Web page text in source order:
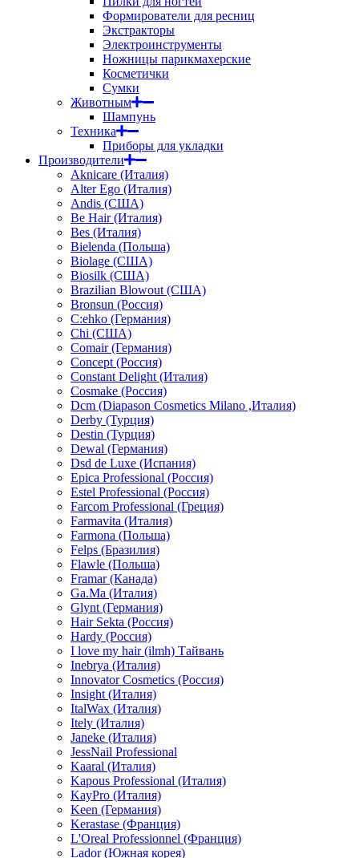
Формирователи для ресниц
Экстракторы
Электроинструменты
Ножницы парикмахерские
Косметички
Сумки
Животным
Шампунь
Техника
Приборы для укладки
Производители
Aknicare (Италия)
Alter Ego (Италия)
Andis (США)
Be Hair (Италия)
Bes (Италия)
Bielenda (Польша)
Biolage (США)
Biosilk (США)
Brazilian Blowout (США)
Bronsun (Россия)
C:ehko (Германия)
Chi (США)
Comair (Германия)
Concept (Россия)
Constant Delight (Италия)
Cosmake (Россия)
Dcm (Diapason Cosmetics Milano ,Италия)
Derby (Турция)
Destin (Турция)
Dewal (Германия)
Dsd de Luxe (Испания)
Epica Professional (Россия)
Estel Professional (Россия)
Farcom Professional (Греция)
Farmavita (Италия)
Farmona (Польша)
Felps (Бразилия)
Flawle (Польша)
Framar (Канада)
Ga.Ma (Италия)
Glynt (Германия)
Hair Sekta (Россия)
Hardy (Россия)
I love my hair (ilmh) Тайвань
Inebrya (Италия)
Innovator Cosmetics (Россия)
Insight (Италия)
ItalWax (Италия)
Itely (Италия)
Janeke (Италия)
JessNail Professional
Kaaral (Италия)
Kapous Professional (Италия)
KayPro (Италия)
Keen (Германия)
Kerastase (Франция)
L'Oreal Professionnel (Франция)
Lador (Южная корея)